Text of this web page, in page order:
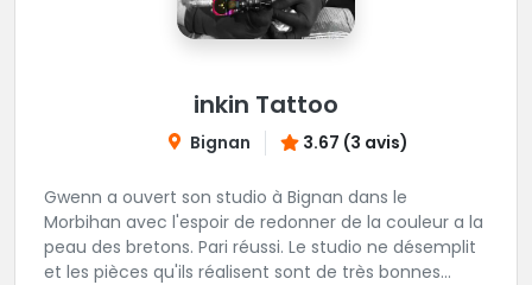
inkin Tattoo
Bignan 3.67 (3 avis)
Gwenn a ouvert son studio à Bignan dans le
Morbihan avec l'espoir de redonner de la couleur a la
peau des bretons. Pari réussi. Le studio ne désemplit
et les pièces qu'ils réalisent sont de très bonnes